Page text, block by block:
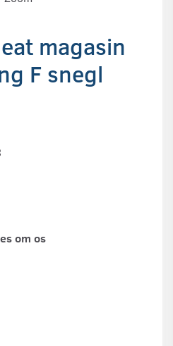
magasin
F snegl
om os